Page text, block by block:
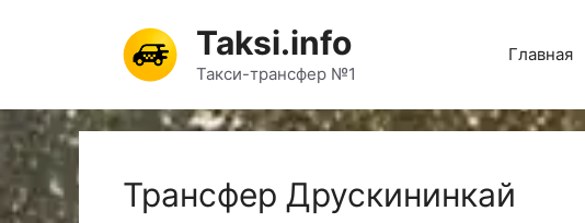
содержимому
Taksi.info
Такси-трансфер №1
Главная
Трансфер Друскининкай